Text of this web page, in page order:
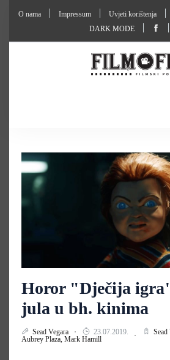
O nama Impressum Uvjeti korištenja
DARK MODE
Horor "Dječija
jula u bh. kinima
Sead Vegara 23.07.2019. Sead
Aubrey Plaza, Mark Hamill